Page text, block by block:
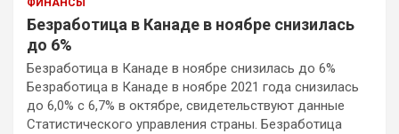
ФИНАНСЫ
Безработица в Канаде в ноябре снизилась
до 6%
Безработица в Канаде в ноябре снизилась до 6%
Безработица в Канаде в ноябре 2021 года снизилась
до 6,0% с 6,7% в октябре, свидетельствуют данные
Статистического управления страны. Безработица